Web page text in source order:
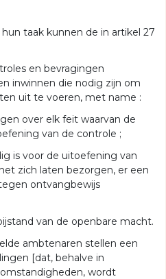
taak kunnen de in artikel 27
en bevragingen
inwinnen die nodig zijn om
uit te voeren, met name :
over elk feit waarvan de
van de controle ;
is voor de uitoefening van
zich laten bezorgen, er een
ontvangbewijs
van de openbare macht.
ambtenaren stellen een
[dat, behalve in
wordt